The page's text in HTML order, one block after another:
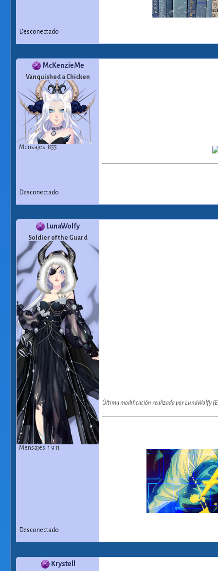
Desconectado
McKenzieMe
Vanquished a Chicken
Mensajes: 855
Desconectado
LunaWolfy
Soldier of the Guard
Mensajes: 1 931
Última modificación realizada por LunaWolfy
Desconectado
Krystell